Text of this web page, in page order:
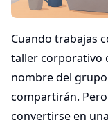
Cuando trabajas
taller corporativo
nombre del
compartirán.
convertirse en